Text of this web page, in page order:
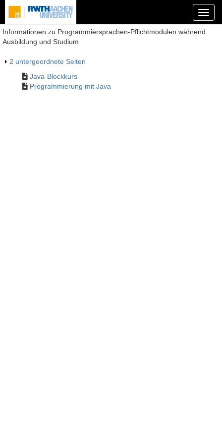
Informationen zu Programmiersprachen-Pflichtmodulen während
Ausbildung und Studium
2 untergeordnete Seiten
Java-Blockkurs
Programmierung mit Java